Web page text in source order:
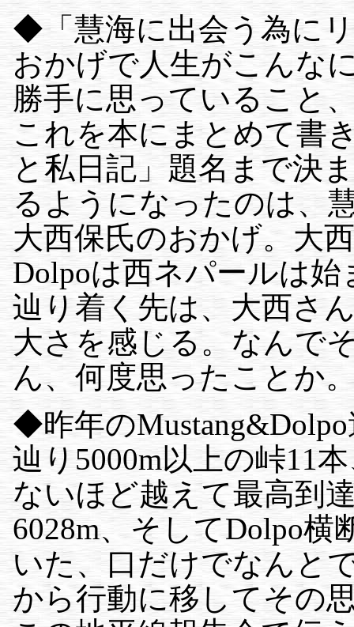
◆「慧海に出会う為に
おかげで人生がこんな
勝手に思っていること
これを本にまとめて書
と私日記」題名まで決
るようになったのは、
大西保氏のおかげ。大
Dolpoは西ネパールは
辿り着く先は、大西さ
大さを感じる。なんで
ん、何度思ったことか
◆昨年の
辿り5000m以上の峠11
ないほど越えて最高到
6028m、そしてDolpo
いた、口だけでなんと
から行動に移してその